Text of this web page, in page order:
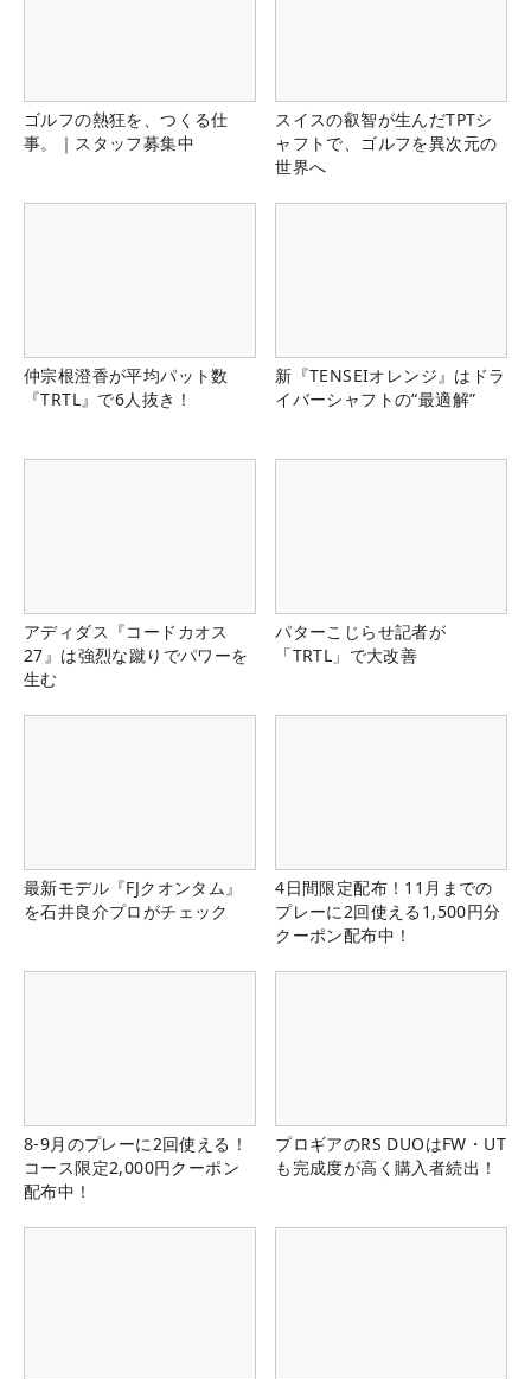
ゴルフの熱狂を、つくる仕
事。｜スタッフ募集中
スイスの叡智が生んだTPTシ
ャフトで、ゴルフを異次元の
世界へ
仲宗根澄香が平均パット数
『TRTL』で6人抜き！
新『TENSEIオレンジ』はドラ
イバーシャフトの“最適解”
アディダス『コードカオス
27』は強烈な蹴りでパワーを
生む
パターこじらせ記者が
「TRTL」で大改善
最新モデル『FJクオンタム』
を石井良介プロがチェック
4日間限定配布！11月までの
プレーに2回使える1,500円分
クーポン配布中！
8-9月のプレーに2回使える！
コース限定2,000円クーポン
配布中！
プロギアのRS DUOはFW・UT
も完成度が高く購入者続出！